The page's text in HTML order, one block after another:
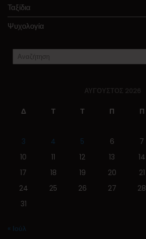
Ταξίδια
Ψυχολογία
ΑΎΓΟΥΣΤΟΣ 2026
Δ Τ Τ Π Π
3
4 5 6 7
10
11 12 13 14
17
18 19 20 21
24
25 26 27 28
31
« Ιούλ